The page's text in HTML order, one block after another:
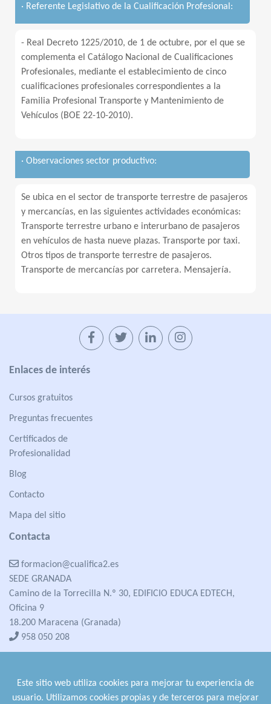
· Referente Legislativo de la Cualificación Profesional:
- Real Decreto 1225/2010, de 1 de octubre, por el que se
complementa el Catálogo Nacional de Cualificaciones
Profesionales, mediante el establecimiento de cinco
cualificaciones profesionales correspondientes a la
Familia Profesional Transporte y Mantenimiento de
Vehículos (BOE 22-10-2010).
· Observaciones sector productivo:
Se ubica en el sector de transporte terrestre de pasajeros
y mercancías, en las siguientes actividades económicas:
Transporte terrestre urbano e interurbano de pasajeros
en vehículos de hasta nueve plazas. Transporte por taxi.
Otros tipos de transporte terrestre de pasajeros.
Transporte de mercancías por carretera. Mensajería.
Enlaces de interés
Cursos gratuitos
Preguntas frecuentes
Certificados de
Profesionalidad
Blog
Contacto
Mapa del sitio
Contacta
formacion@cualifica2.es
SEDE GRANADA
Camino de la Torrecilla N.º 30, EDIFICIO EDUCA EDTECH,
Oficina 9
18.200 Maracena (Granada)
958 050 208
Este sitio web utiliza cookies para mejorar tu experiencia de
usuario. Utilizamos cookies propias y de terceros para mejorar